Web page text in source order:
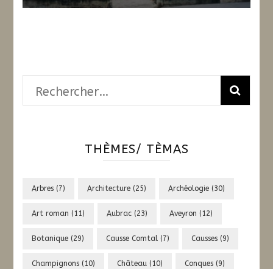
Rechercher :
THÈMES/ TÈMAS
Arbres (7) Architecture (25) Archéologie (30)
Art roman (11) Aubrac (23) Aveyron (12)
Botanique (29) Causse Comtal (7) Causses (9)
Champignons (10) Château (10) Conques (9)